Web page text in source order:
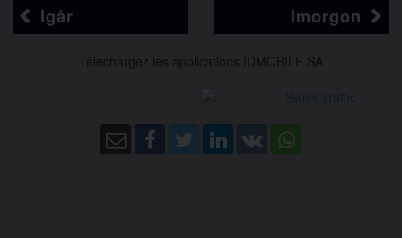
Igår Imorgon
Téléchargez les applications IDMOBILE SA